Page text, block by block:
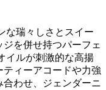
な瑞々しさとスイー
ジを併せ持つパーフェ
イルが刺激的な高揚
ィーアコードや力強
わせ、ジェンダーニ